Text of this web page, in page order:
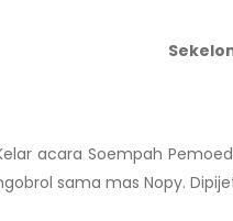
acara Soempah
sama mas Nopy.